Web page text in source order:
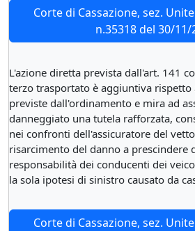
Corte di Cassazione, sez.
n.35318 del 30/11/
L'azione diretta prevista dall'art. 141
terzo trasportato è aggiuntiva rispetto
previste dall'ordinamento e mira ad
danneggiato una tutela rafforzata,
nei confronti dell'assicuratore del
risarcimento del danno a prescindere
responsabilità dei conducenti dei
la sola ipotesi di sinistro causato da
Corte di Cassazione, sez.